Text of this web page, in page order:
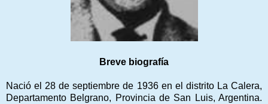
Breve biografía
Nació el 28 de septiembre de 1936 en el distrito La Calera,
Departamento Belgrano, Provincia de San Luis, Argentina.